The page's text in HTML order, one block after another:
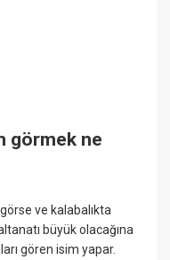
görmek ne
ve kalabalıkta
büyük olacağına
gören isim yapar.